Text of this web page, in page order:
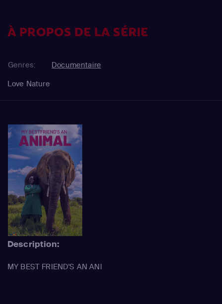
À PROPOS DE LA SÉRIE
Genres:
Documentaire
Love Nature
Description:
MY BEST FRIEND'S AN ANI